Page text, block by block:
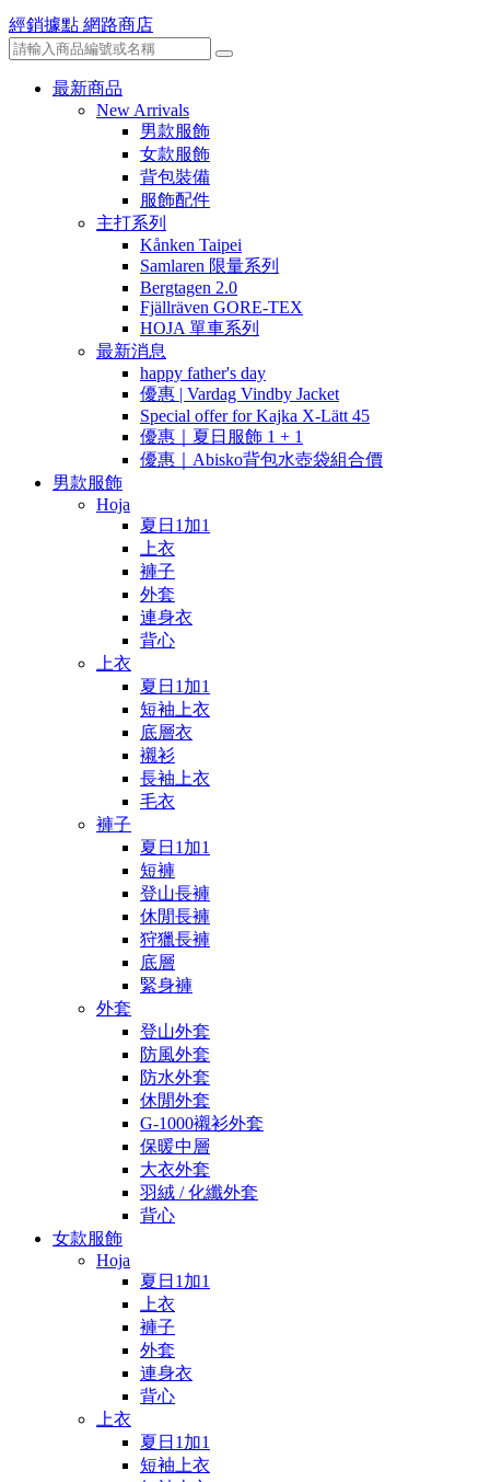
經銷據點 網路商店
最新商品
New Arrivals
男款服飾
女款服飾
背包裝備
服飾配件
主打系列
Kånken Taipei
Samlaren 限量系列
Bergtagen 2.0
Fjällräven GORE-TEX
HOJA 單車系列
最新消息
happy father's day
優惠 | Vardag Vindby Jacket
Special offer for Kajka X-Lätt 45
優惠｜夏日服飾 1 + 1
優惠｜Abisko背包水壺袋組合價
男款服飾
Hoja
夏日1加1
上衣
褲子
外套
連身衣
背心
上衣
夏日1加1
短袖上衣
底層衣
襯衫
長袖上衣
毛衣
褲子
夏日1加1
短褲
登山長褲
休閒長褲
狩獵長褲
底層
緊身褲
外套
登山外套
防風外套
防水外套
休閒外套
G-1000襯衫外套
保暖中層
大衣外套
羽絨 / 化纖外套
背心
女款服飾
Hoja
夏日1加1
上衣
褲子
外套
連身衣
背心
上衣
夏日1加1
短袖上衣